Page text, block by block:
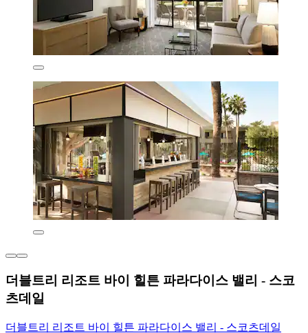
더블트리 리조트 바이 힐튼 파라다이스 밸리 - 스코
츠데일
더블트리 리조트 바이 힐튼 파라다이스 밸리 - 스코츠데일